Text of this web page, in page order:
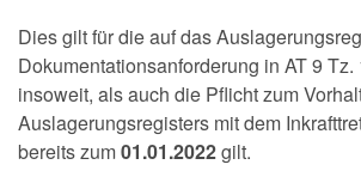
Dies gilt für die auf das
Dokumentationsanforderung in AT 9
insoweit, als auch die Pflicht zum
Auslagerungsregisters mit dem
bereits zum01.01.2022gilt.